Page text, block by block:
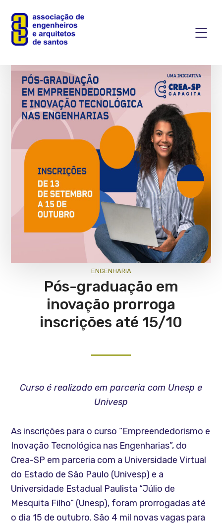
ENGENHARIA
Pós-graduação em
inovação prorroga
inscrições até 15/10
Curso é realizado em parceria com Unesp e
Univesp
As inscrições para o curso “Empreendedorismo e
Inovação Tecnológica nas Engenharias”, do
Crea-SP em parceria com a Universidade Virtual
do Estado de São Paulo (Univesp) e a
Universidade Estadual Paulista “Júlio de
Mesquita Filho” (Unesp), foram prorrogadas até
o dia 15 de outubro. São 4 mil novas vagas para